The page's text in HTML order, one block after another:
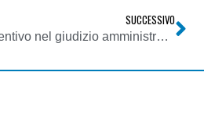
SUCCESSIVO
L’accertamento tecnico preventivo nel giudizio amministrativo